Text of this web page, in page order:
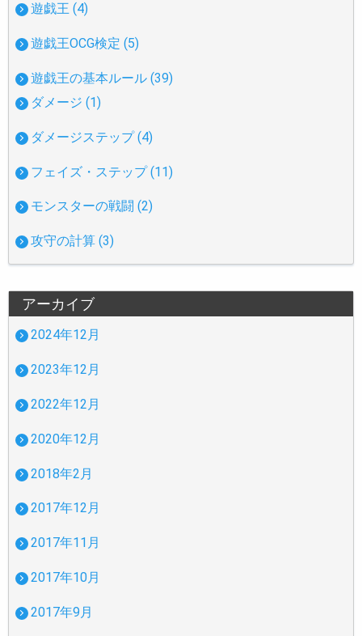
遊戯王 (4)
遊戯王OCG検定 (5)
遊戯王の基本ルール (39)
ダメージ (1)
ダメージステップ (4)
フェイズ・ステップ (11)
モンスターの戦闘 (2)
攻守の計算 (3)
アーカイブ
2024年12月
2023年12月
2022年12月
2020年12月
2018年2月
2017年12月
2017年11月
2017年10月
2017年9月